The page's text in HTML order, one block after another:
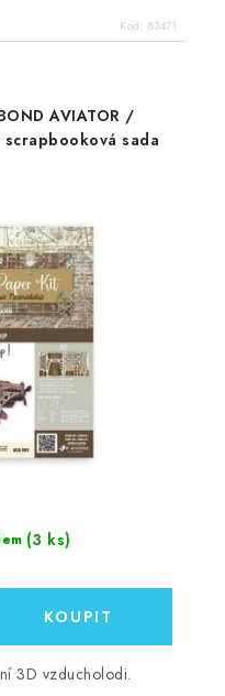
Kód: 83471
AVIATOR /
sada
(3 ks)
3D vzducholodi.